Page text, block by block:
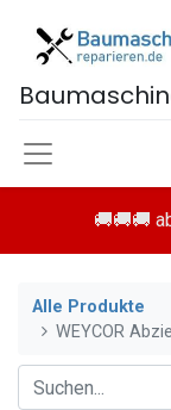
🚚🚚🚚
Alle Produkte
WEYCOR